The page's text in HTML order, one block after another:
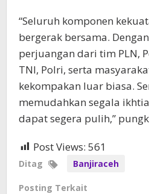
“Seluruh komponen
bergerak bersama.
perjuangan dari tim PLN,
TNI, Polri, serta
kekompakan luar biasa.
memudahkan segala
dapat segera pulih,”
Post Views: 561
Ditag Banjiraceh
Posting Terkait